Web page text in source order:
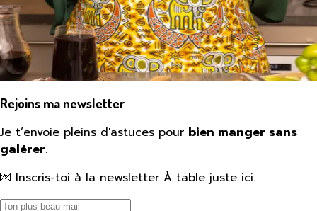
Rejoins ma newsletter
Je t’envoie pleins d'astuces pour bien manger sans
galérer.
💌 Inscris-toi à la newsletter À table juste ici.